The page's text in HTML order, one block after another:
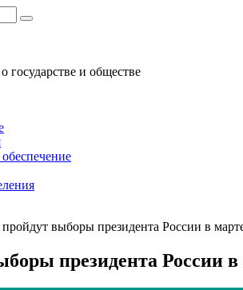
и обществе
выборы президента России в
президента России в